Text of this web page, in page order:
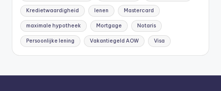
Kredietwaardigheid lenen Mastercard
maximale hypotheek Mortgage Notaris
Persoonlijke lening Vakantiegeld AOW Visa